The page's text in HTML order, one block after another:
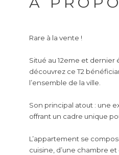
Rare à la vente !
Situé au 12eme et
découvrez ce T2
l’ensemble de la ville.
Son principal atout : une
offrant un cadre unique
L’appartement se
cuisine, d’une chambre et